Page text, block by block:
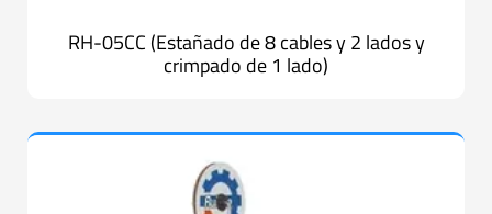
RH-05CC (Estañado de 8 cables y 2 lados y
crimpado de 1 lado)